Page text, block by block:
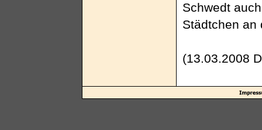
Schwedt
Städtchen an
(13.03.2008